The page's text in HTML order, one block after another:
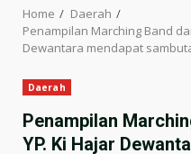
Home
Daerah
Penampilan Marching Band
Dewantara mendapat
Daerah
Penampilan
YP. Ki Hajar